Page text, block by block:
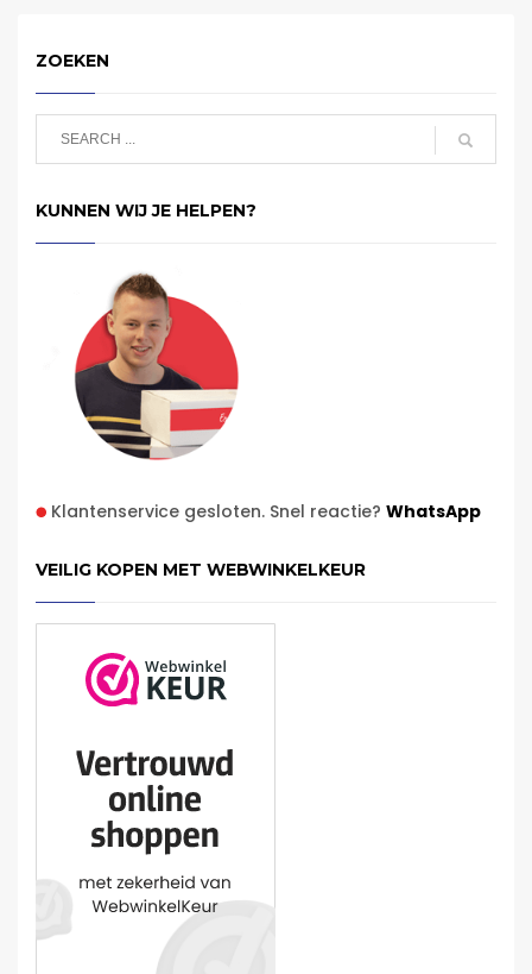
ZOEKEN
KUNNEN WIJ JE HELPEN?
Klantenservice gesloten. Snel reactie? WhatsApp
VEILIG KOPEN MET WEBWINKELKEUR